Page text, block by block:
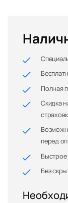
Полная
Скидка
перед
Без